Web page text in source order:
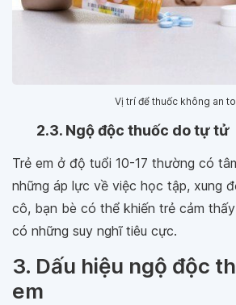
Vị trí để thuốc không an
2.3. Ngộ độc thuốc do tự tử
Trẻ em ở độ tuổi 10-17 thường có
những áp lực về việc học tập, xung
cô, bạn bè có thể khiến trẻ cảm
có những suy nghĩ tiêu cực.
3. Dấu hiệu ngộ độc
em